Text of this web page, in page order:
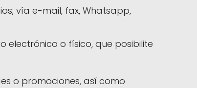
vía e-mail, fax, Whatsapp,
electrónico o físico, que posibilite
o promociones, así como